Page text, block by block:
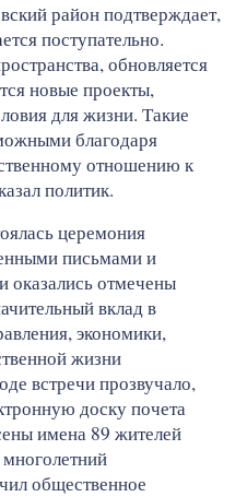
район подтверждает,
поступательно.
обновляется
новые проекты,
для жизни. Такие
благодаря
отношению к
политик.
церемония
письмами и
оказались отмечены
вклад в
экономики,
жизни
встречи прозвучало,
доску почета
имена 89 жителей
общественное